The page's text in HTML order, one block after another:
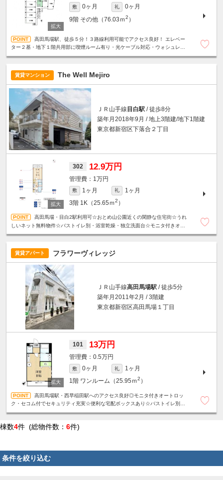
敷 0ヶ月 礼
0ヶ月
9階 その他（76.03ｍ2 ）
高田馬場駅、徒歩５分！３路線利用可能でアクセス良好！ エレベー
ター２基・地下１階共用部に喫煙ルーム有り・光ケーブル対応・ウォシュレッ
賃貸マンション The Well Mejiro
ＪＲ山手線 目白駅 / 徒歩8分
築年月2018年9月 / 地上3階建/地下1階建
東京都新宿区下落合２丁目
302 12.9万円
1万円
敷 1ヶ月 礼
1ヶ月
3階 1K（25.65ｍ2 ）
高田馬場・目白2駅利用可☆おとめ山公園近くの閑静な住宅街☆うれ
しいネット無料物件☆バストイレ別・浴室乾燥・独立洗面台☆モニタ付きオー
賃貸アパート フラワーヴィレッジ
ＪＲ山手線高田馬場駅 / 徒歩5分
築年月2011年2月 / 3階建
東京都新宿区高田馬場１丁目
101 13万円
0.5万円
敷 0ヶ月 礼
1ヶ月
1階 ワンルーム（25.95ｍ2 ）
高田馬場駅・西早稲田駅へのアクセス良好◎モニタ付きオートロッ
ク・セコム付でセキュリティ充実☆便利な宅配ボックスあり☆バストイレ別・
棟数4件 (総物件数： 6件)
条件を絞り込む